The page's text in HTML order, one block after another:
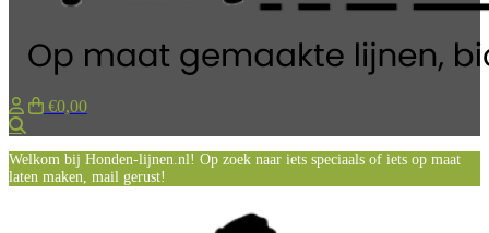
€0,00
Welkom bij Honden-lijnen.nl! Op zoek naar iets speciaals of iets op maat
laten maken, mail gerust!